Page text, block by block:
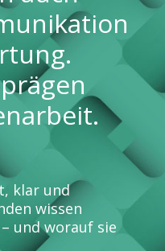
klar und
wissen
und worauf sie